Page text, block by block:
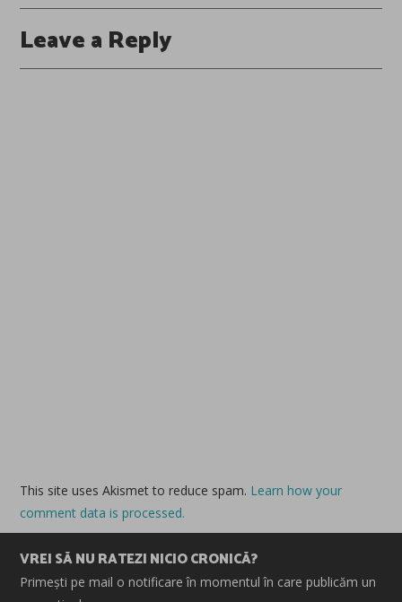
Leave a Reply
This site uses Akismet to reduce spam. Learn how your
comment data is processed.
VREI SĂ NU RATEZI NICIO CRONICĂ?
Primești pe mail o notificare în momentul în care publicăm un